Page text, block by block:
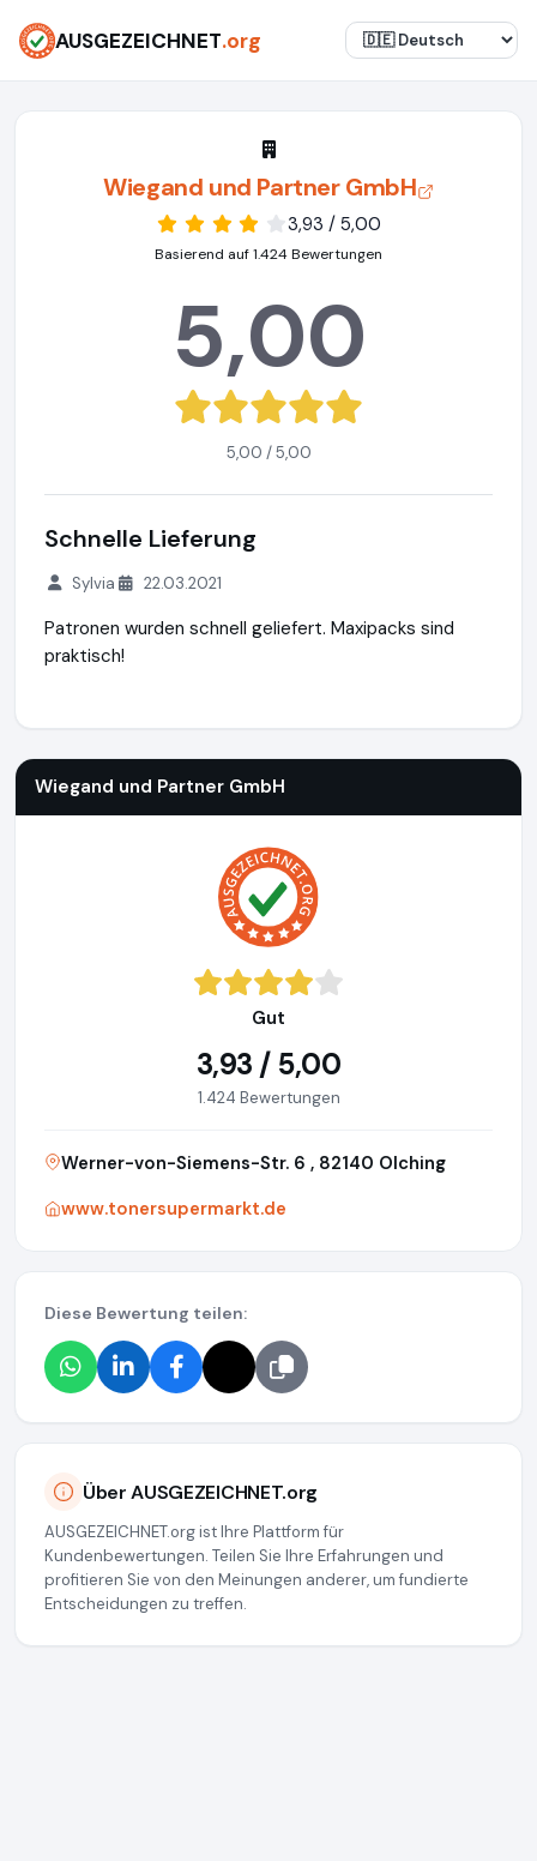
AUSGEZEICHNET.org
Wiegand und Partner GmbH
3,93 / 5,00
Basierend auf 1.424 Bewertungen
5,00
5,00 / 5,00
Schnelle Lieferung
Sylvia 22.03.2021
Patronen wurden schnell geliefert. Maxipacks sind
praktisch!
Wiegand und Partner GmbH
Gut
3,93 / 5,00
1.424 Bewertungen
Werner-von-Siemens-Str. 6 , 82140 Olching
www.tonersupermarkt.de
Diese Bewertung teilen:
Über AUSGEZEICHNET.org
AUSGEZEICHNET.org ist Ihre Plattform für
Kundenbewertungen. Teilen Sie Ihre Erfahrungen und
profitieren Sie von den Meinungen anderer, um fundierte
Entscheidungen zu treffen.